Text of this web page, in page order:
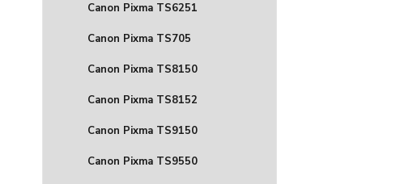
Canon Pixma TS6251
Canon Pixma TS705
Canon Pixma TS8150
Canon Pixma TS8152
Canon Pixma TS9150
Canon Pixma TS9550